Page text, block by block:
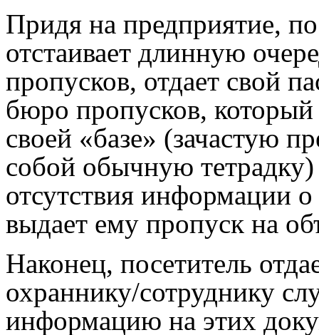
Придя на предприятие,
отстаивает длинную
пропусков, отдает свой
бюро пропусков, который
своей «базе» (зачастую
собой обычную
отсутствия информации
выдает ему пропуск на
Наконец, посетитель
охраннику/сотруднику
информацию на этих